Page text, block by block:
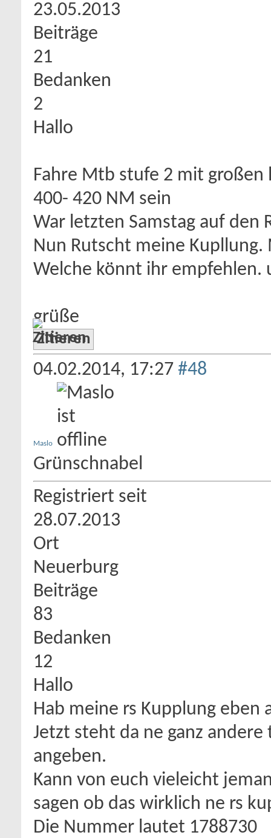
23.05.2013
Beiträge
21
Bedanken
2
Hallo
Fahre Mtb stufe 2 mit
400- 420 NM sein
War letzten Samstag auf den
Nun Rutscht meine Kupllung.
Welche könnt ihr empfehlen.
grüße
Zitieren
04.02.2014, 17:27 #48
Maslo
Grünschnabel
Registriert seit
28.07.2013
Ort
Neuerburg
Beiträge
83
Bedanken
12
Hallo
Hab meine rs Kupplung eben
Jetzt steht da ne ganz
angeben.
Kann von euch vieleicht
sagen ob das wirklich ne rs
Die Nummer lautet 1788730